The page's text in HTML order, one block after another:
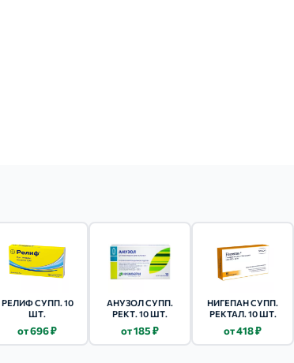
РЕЛИФ СУПП. 10
ШТ.
от 696 ₽
АНУЗОЛ СУПП.
РЕКТ. 10 ШТ.
от 185 ₽
НИГЕПАН СУПП.
РЕКТАЛ. 10 ШТ.
от 418 ₽